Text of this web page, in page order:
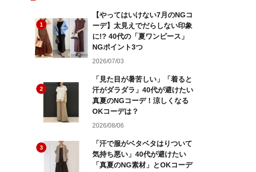
1
【やってはいけない7月のNGコ
ーデ】太見えでだらしない印象
に!? 40代の「夏ワンピース」
NGポイント3つ
2026/07/03
2
「見た目が暑苦しい」「着ると
汗がダラダラ」40代が避けたい
真夏のNGコーデ！涼しくなる
OKコーデは？
2026/08/06
3
「汗で服がベタベタはりついて
気持ち悪い」40代が避けたい
「真夏のNG素材」とOKコーデ